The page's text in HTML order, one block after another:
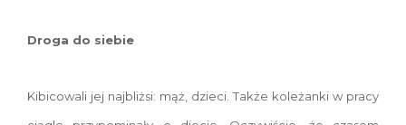
Droga do siebie
Kibicowali jej najbliżsi: mąż, dzieci. Także koleżanki w pracy